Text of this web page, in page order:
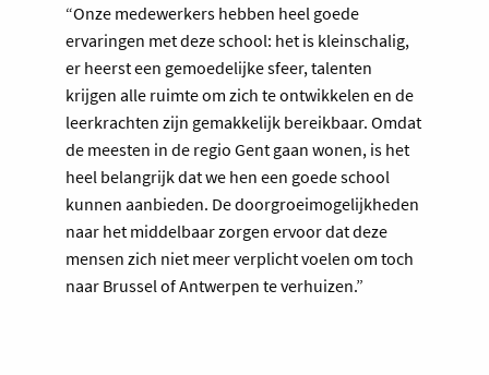
“Onze medewerkers hebben heel goede
ervaringen met deze school: het is kleinschalig,
er heerst een gemoedelijke sfeer, talenten
krijgen alle ruimte om zich te ontwikkelen en de
leerkrachten zijn gemakkelijk bereikbaar. Omdat
de meesten in de regio Gent gaan wonen, is het
heel belangrijk dat we hen een goede school
kunnen aanbieden. De doorgroeimogelijkheden
naar het middelbaar zorgen ervoor dat deze
mensen zich niet meer verplicht voelen om toch
naar Brussel of Antwerpen te verhuizen.”